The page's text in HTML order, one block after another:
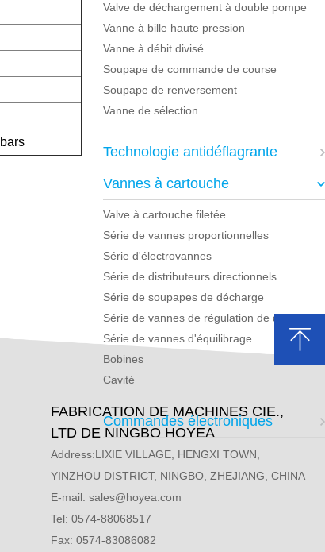
Valve de déchargement à double pompe
Vanne à bille haute pression
Vanne à débit divisé
Soupape de commande de course
Soupape de renversement
Vanne de sélection
Technologie antidéflagrante
Vannes à cartouche
Valve à cartouche filetée
Série de vannes proportionnelles
Série d'électrovannes
Série de distributeurs directionnels
Série de soupapes de décharge
Série de vannes de régulation de débit
Série de vannes d'équilibrage
Bobines
Cavité
Commandes électroniques
FABRICATION DE MACHINES CIE.,
LTD DE NINGBO HOYEA
Address:LIXIE VILLAGE, HENGXI TOWN,
YINZHOU DISTRICT, NINGBO, ZHEJIANG, CHINA
E-mail: sales@hoyea.com
Tel: 0574-88068517
Fax: 0574-83086082